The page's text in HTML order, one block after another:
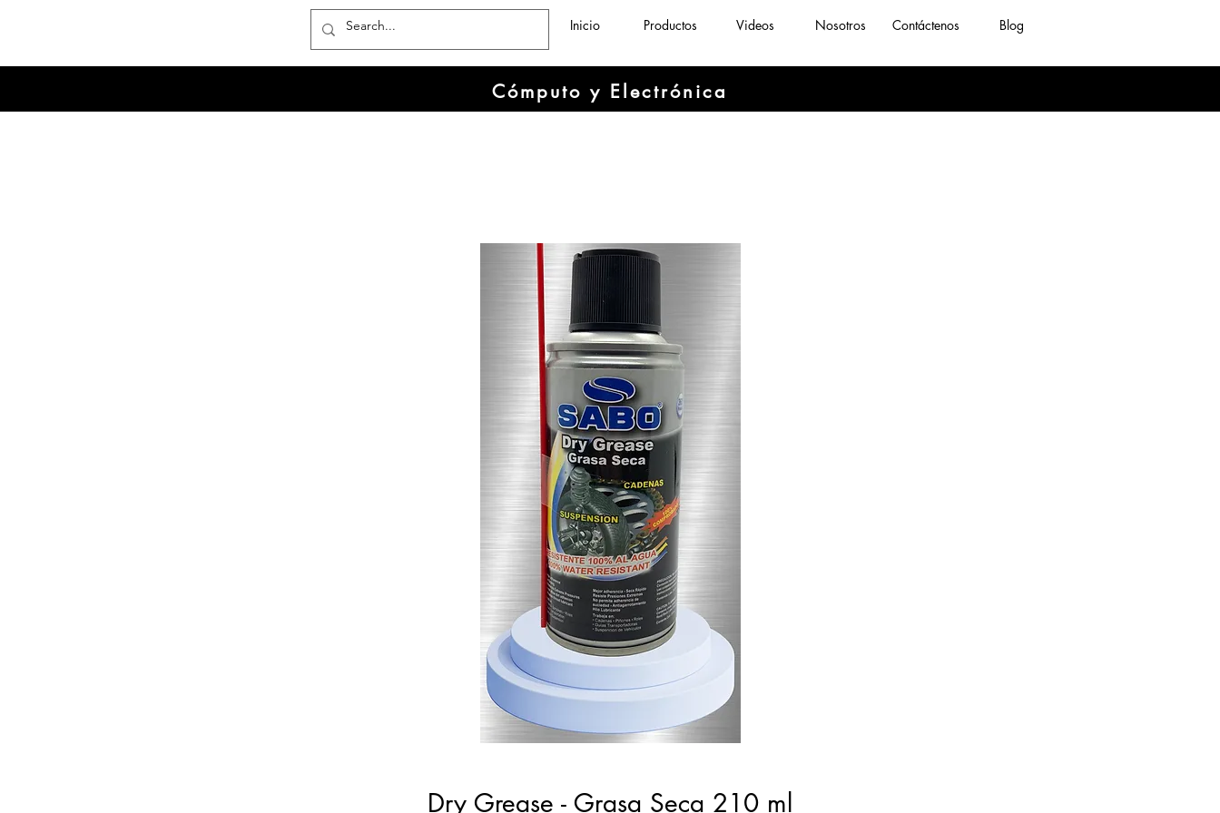
Inicio Productos Videos Nosotros Contáctenos Blog
Cómputo y Electrónica
Dry Grease - Grasa Seca 210 ml